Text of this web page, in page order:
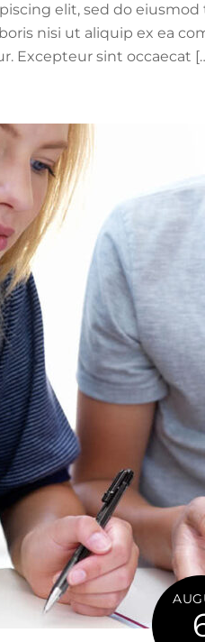
elit, sed do
nisi ut aliquip ex ea
Excepteur sint occaecat